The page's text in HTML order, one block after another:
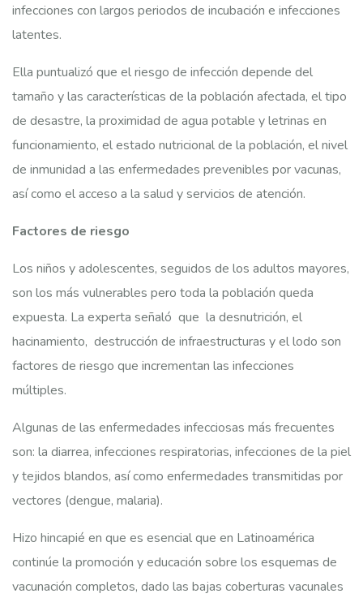
infecciones con largos periodos de incubación e infecciones
latentes.
Ella puntualizó que el riesgo de infección depende del
tamaño y las características de la población afectada, el tipo
de desastre, la proximidad de agua potable y letrinas en
funcionamiento, el estado nutricional de la población, el nivel
de inmunidad a las enfermedades prevenibles por vacunas,
así como el acceso a la salud y servicios de atención.
Factores de riesgo
Los niños y adolescentes, seguidos de los adultos mayores,
son los más vulnerables pero toda la población queda
expuesta. La experta señaló que la desnutrición, el
hacinamiento, destrucción de infraestructuras y el lodo son
factores de riesgo que incrementan las infecciones
múltiples.
Algunas de las enfermedades infecciosas más frecuentes
son: la diarrea, infecciones respiratorias, infecciones de la piel
y tejidos blandos, así como enfermedades transmitidas por
vectores (dengue, malaria).
Hizo hincapié en que es esencial que en Latinoamérica
continúe la promoción y educación sobre los esquemas de
vacunación completos, dado las bajas coberturas vacunales